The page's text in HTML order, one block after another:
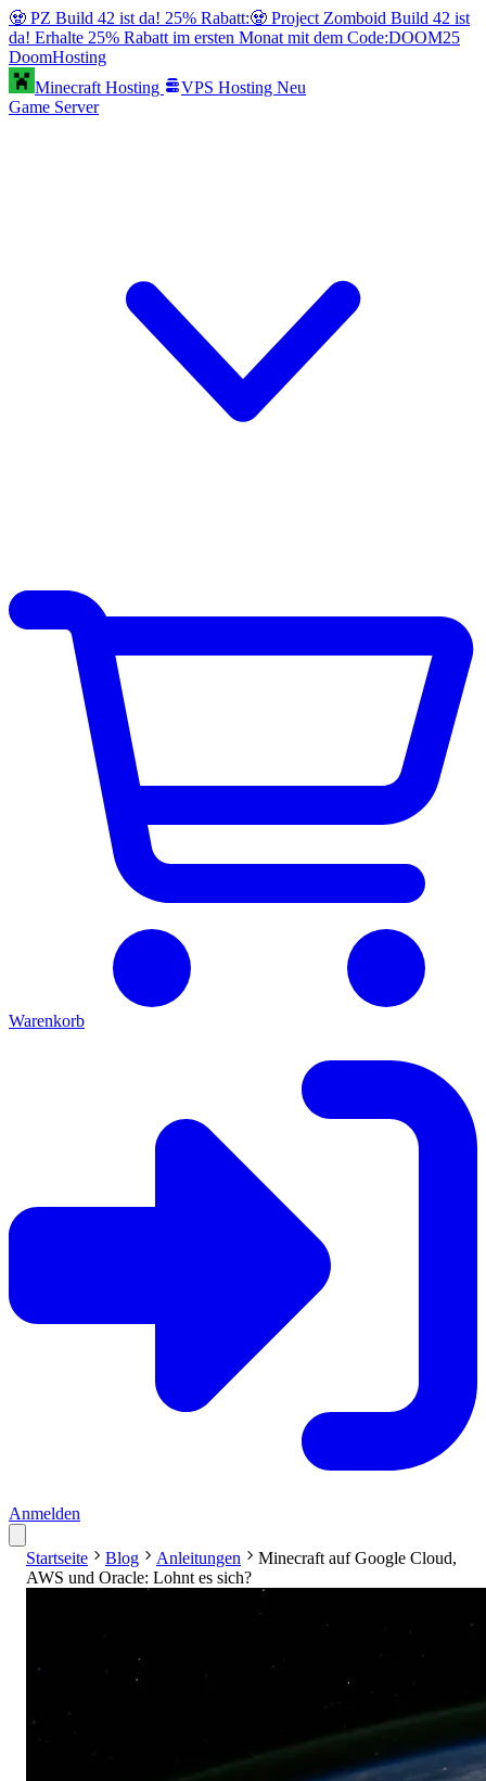
🧟 PZ Build 42 ist da! 25% Rabatt:🧟 Project Zomboid Build 42 ist
da! Erhalte 25% Rabatt im ersten Monat mit dem Code:DOOM25
DoomHosting
Minecraft Hosting
VPS Hosting Neu
Game Server
Warenkorb
Anmelden
Startseite Blog Anleitungen
Minecraft auf Google Cloud,
AWS und Oracle: Lohnt es sich?